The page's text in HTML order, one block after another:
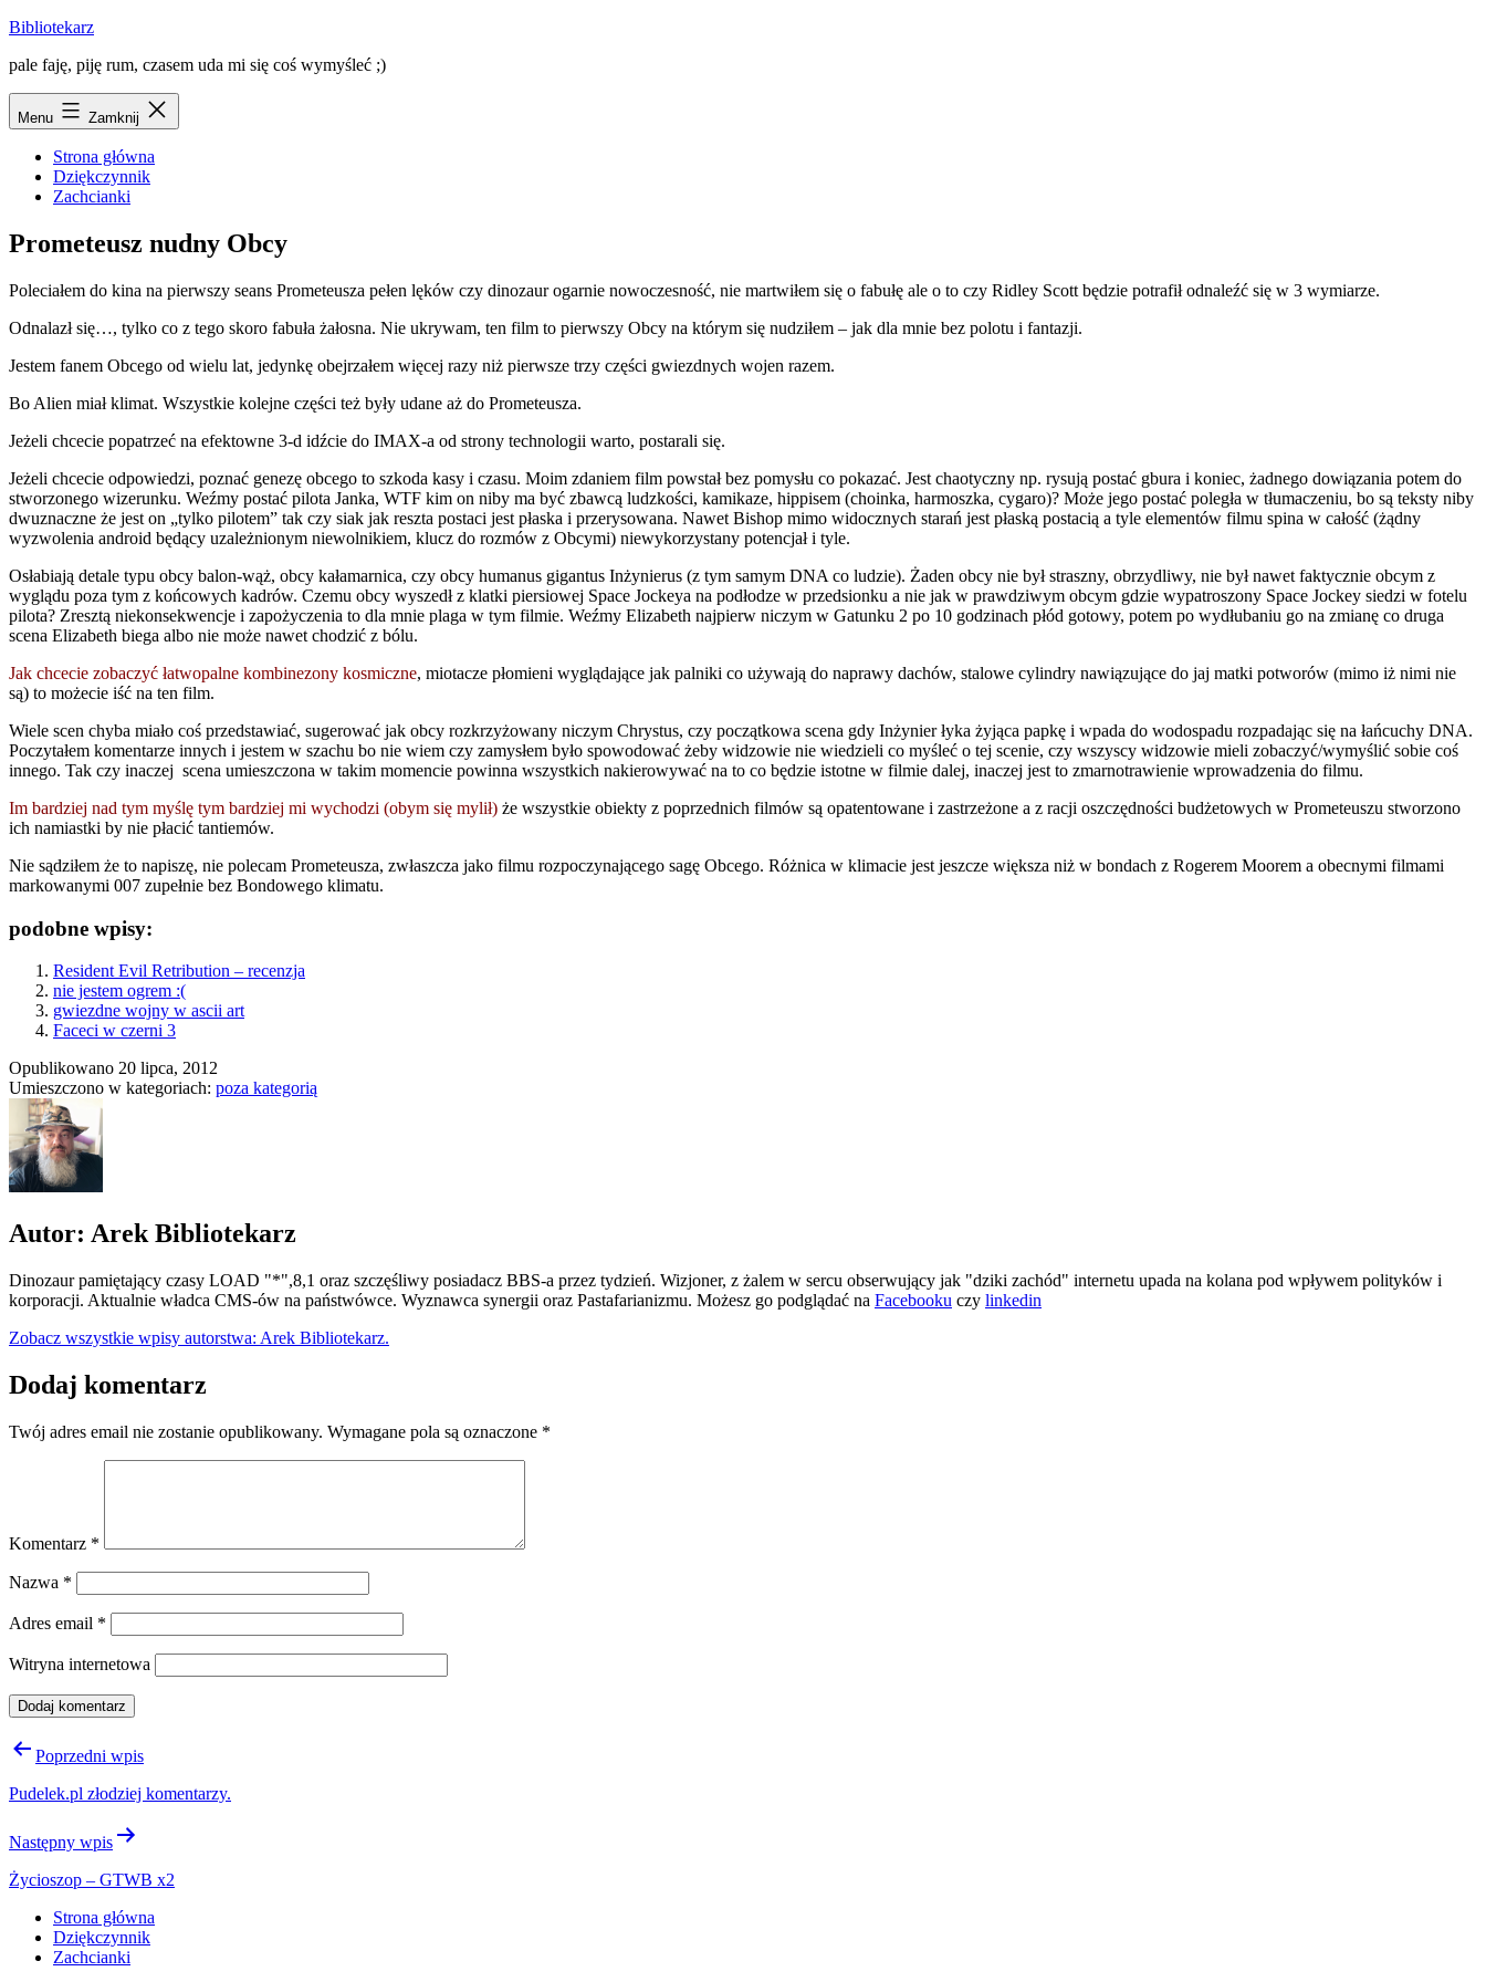
Przejdź
treści
Bibliotekarz
pale faję, piję rum, czasem uda mi się coś wymyśleć ;)
Menu Zamknij
Strona główna
Dziękczynnik
Zachcianki
Prometeusz nudny Obcy
Poleciałem do kina na pierwszy seans Prometeusza pełen lęków czy dinozaur ogarnie nowoczesność, nie martwiłem się o fabułę ale o to czy Ridley Scott będzie potrafił odnaleźć się w 3 wymiarze.
Odnalazł się…, tylko co z tego skoro fabuła żałosna. Nie ukrywam, ten film to pierwszy Obcy na którym się nudziłem – jak dla mnie bez polotu i fantazji.
Jestem fanem Obcego od wielu lat, jedynkę obejrzałem więcej razy niż pierwsze trzy części gwiezdnych wojen razem.
Bo Alien miał klimat. Wszystkie kolejne części też były udane aż do Prometeusza.
Jeżeli chcecie popatrzeć na efektowne 3-d idźcie do IMAX-a od strony technologii warto, postarali się.
Jeżeli chcecie odpowiedzi, poznać genezę obcego to szkoda kasy i czasu. Moim zdaniem film powstał bez pomysłu co pokazać. Jest chaotyczny np. rysują postać gbura i koniec, żadnego dowiązania potem do
stworzonego wizerunku. Weźmy postać pilota Janka, WTF kim on niby ma być zbawcą ludzkości, kamikaze, hippisem (choinka, harmoszka, cygaro)? Może jego postać poległa w tłumaczeniu, bo są teksty niby
dwuznaczne że jest on „tylko pilotem” tak czy siak jak reszta postaci jest płaska i przerysowana. Nawet Bishop mimo widocznych starań jest płaską postacią a tyle elementów filmu spina w całość (żądny
wyzwolenia android będący uzależnionym niewolnikiem, klucz do rozmów z Obcymi) niewykorzystany potencjał i tyle.
Osłabiają detale typu obcy balon-wąż, obcy kałamarnica, czy obcy humanus gigantus Inżynierus (z tym samym DNA co ludzie). Żaden obcy nie był straszny, obrzydliwy, nie był nawet faktycznie obcym z
wyglądu poza tym z końcowych kadrów. Czemu obcy wyszedł z klatki piersiowej Space Jockeya na podłodze w przedsionku a nie jak w prawdziwym obcym gdzie wypatroszony Space Jockey siedzi w fotelu
pilota? Zresztą niekonsekwencje i zapożyczenia to dla mnie plaga w tym filmie. Weźmy Elizabeth najpierw niczym w Gatunku 2 po 10 godzinach płód gotowy, potem po wydłubaniu go na zmianę co druga
scena Elizabeth biega albo nie może nawet chodzić z bólu.
Jak chcecie zobaczyć łatwopalne kombinezony kosmiczne, miotacze płomieni wyglądające jak palniki co używają do naprawy dachów, stalowe cylindry nawiązujące do jaj matki potworów (mimo iż nimi nie
są) to możecie iść na ten film.
Wiele scen chyba miało coś przedstawiać, sugerować jak obcy rozkrzyżowany niczym Chrystus, czy początkowa scena gdy Inżynier łyka żyjąca papkę i wpada do wodospadu rozpadając się na łańcuchy DNA.
Poczytałem komentarze innych i jestem w szachu bo nie wiem czy zamysłem było spowodować żeby widzowie nie wiedzieli co myśleć o tej scenie, czy wszyscy widzowie mieli zobaczyć/wymyślić sobie coś
innego. Tak czy inaczej scena umieszczona w takim momencie powinna wszystkich nakierowywać na to co będzie istotne w filmie dalej, inaczej jest to zmarnotrawienie wprowadzenia do filmu.
Im bardziej nad tym myślę tym bardziej mi wychodzi (obym się mylił) że wszystkie obiekty z poprzednich filmów są opatentowane i zastrzeżone a z racji oszczędności budżetowych w Prometeuszu stworzono
ich namiastki by nie płacić tantiemów.
Nie sądziłem że to napiszę, nie polecam Prometeusza, zwłaszcza jako filmu rozpoczynającego sagę Obcego. Różnica w klimacie jest jeszcze większa niż w bondach z Rogerem Moorem a obecnymi filmami
markowanymi 007 zupełnie bez Bondowego klimatu.
podobne wpisy:
Resident Evil Retribution – recenzja
nie jestem ogrem :(
gwiezdne wojny w ascii art
Faceci w czerni 3
Opublikowano 20 lipca, 2012
Umieszczono w kategoriach: poza kategorią
Autor: Arek Bibliotekarz
Dinozaur pamiętający czasy LOAD "*",8,1 oraz szczęśliwy posiadacz BBS-a przez tydzień. Wizjoner, z żalem w sercu obserwujący jak "dziki zachód" internetu upada na kolana pod wpływem polityków i
korporacji. Aktualnie władca CMS-ów na państwówce. Wyznawca synergii oraz Pastafarianizmu. Możesz go podglądać na Facebooku czy linkedin
Zobacz wszystkie wpisy autorstwa: Arek Bibliotekarz.
Dodaj komentarz
Twój adres email nie zostanie opublikowany. Wymagane pola są oznaczone *
Komentarz *
Nazwa *
Adres email *
Witryna internetowa
Nawigacja
Poprzedni wpis
Pudelek.pl złodziej komentarzy.
Następny wpis
Życioszop – GTWB x2
Strona główna
Dziękczynnik
Zachcianki